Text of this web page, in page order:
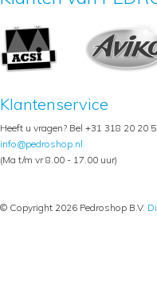
Klantenservice
Heeft u vragen? Bel +31 318 20 20
info@pedroshop.nl
(Ma t/m vr 8.00 - 17.00 uur)
© Copyright 2026 Pedroshop B.V.